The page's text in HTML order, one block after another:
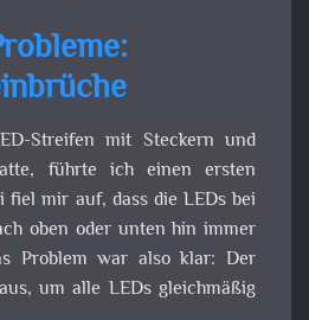
Streifen mit Steckern und
führte ich einen ersten
fiel mir auf, dass die LEDs bei
oben oder unten hin immer
Problem war also klar: Der
um alle LEDs gleichmäßig